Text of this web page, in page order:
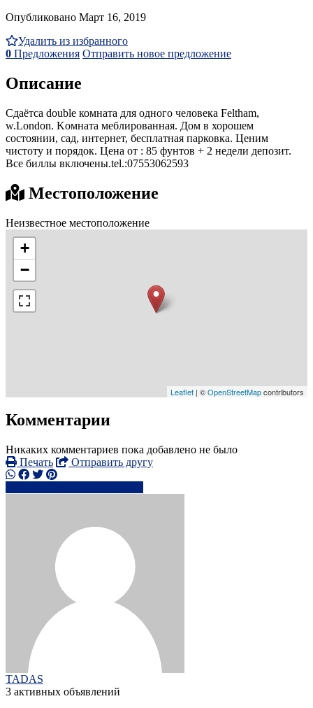
Опубликовано Март 16, 2019
Удалить из избранного
0 Предложения Отправить новое предложение
Описание
Сдаётсa double комнатa для одного человека Feltham,
w.London. Kомнатa меблированная. Дом в хорошем
состоянии, cад, интернет, бесплатная парковка. Ценим
чистоту и порядок. Цена от : 85 фунтов + 2 недели депозит.
Все биллы включены.tel.:07553062593
Местоположение
Неизвестное местоположение
+
−
Leaflet | ©OpenStreetMapcontributors
Комментарии
Никаких комментариев пока добавлено не было
Печать
Отправить другу
TADAS
3 активных объявлений